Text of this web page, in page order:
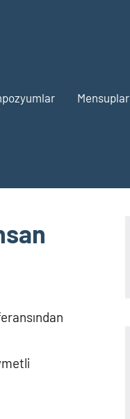
Mensuplar